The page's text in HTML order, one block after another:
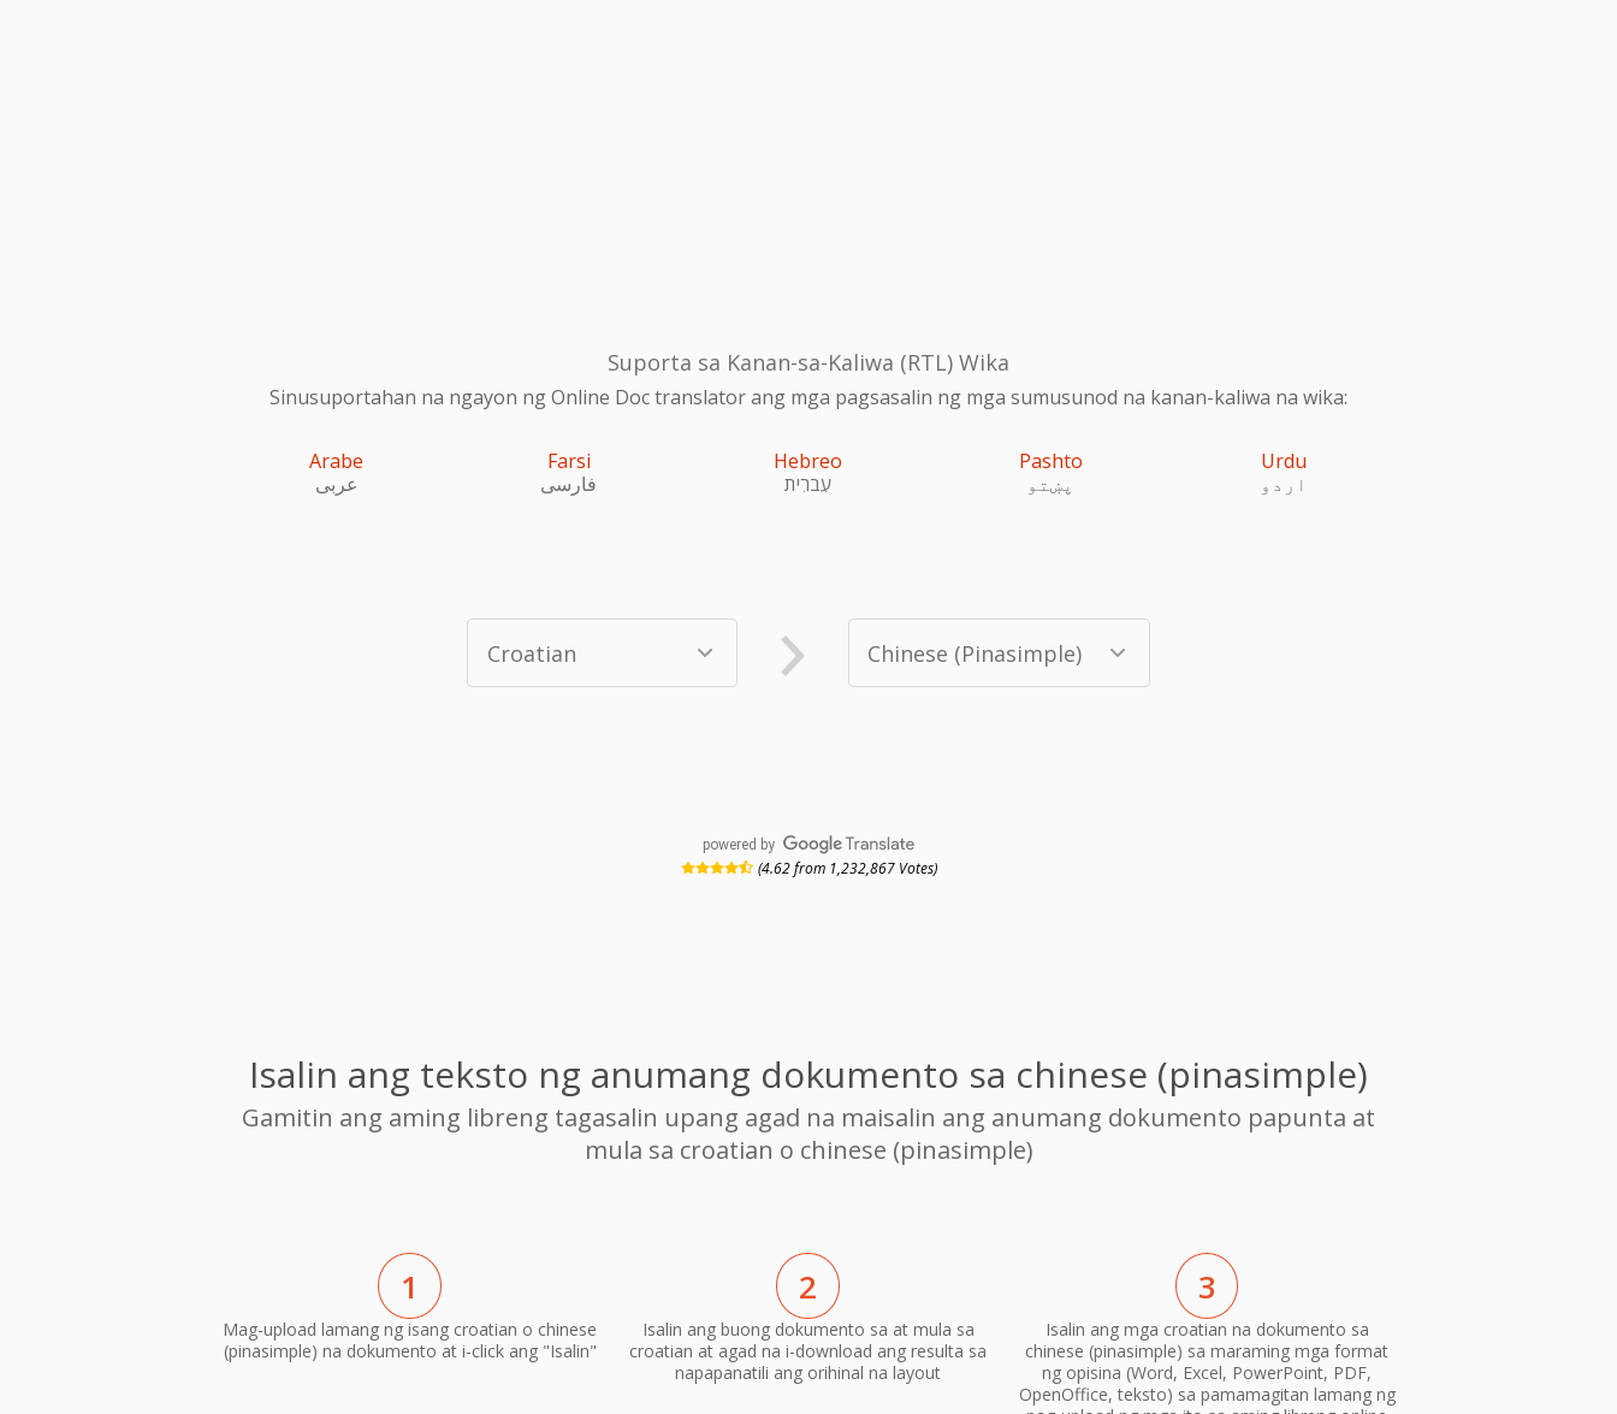
Suporta sa Kanan-sa-Kaliwa (RTL) Wika
Sinusuportahan na ngayon ng Online Doc translator ang mga pagsasalin ng mga sumusunod na kanan-kaliwa na wika:
Arabe
عربى
Farsi
فارسی
Hebreo
עִברִית
Pashto
پښتو
Urdu
اردو
powered by
(4.62 from 1,232,867 Votes)
Isalin ang teksto ng anumang dokumento sa chinese (pinasimple)
Gamitin ang aming libreng tagasalin upang agad na maisalin ang anumang dokumento papunta at
mula sa croatian o chinese (pinasimple)
1
Mag-upload lamang ng isang croatian o chinese
(pinasimple) na dokumento at i-click ang "Isalin"
2
Isalin ang buong dokumento sa at mula sa
croatian at agad na i-download ang resulta sa
napapanatili ang orihinal na layout
3
Isalin ang mga croatian na dokumento sa
chinese (pinasimple) sa maraming mga format
ng opisina (Word, Excel, PowerPoint, PDF,
OpenOffice, teksto) sa pamamagitan lamang ng